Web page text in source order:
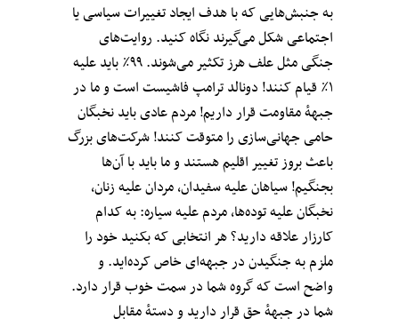
به جنبش‌هایی که با هدف ایجاد تغییرات سیاسی یا
اجتماعی شکل می‌گیرند نگاه کنید. روایت‌های
جنگی مثل علف هرز تکثیر می‌شوند. ۹۹٪ باید علیه
۱٪ قیام کنند! دونالد ترامپ فاشیست است و ما در
جبههٔ مقاومت قرار داریم! مردم عادی باید نخبگان
حامی جهانی‌سازی را متوقت کنند! شرکت‌های بزرگ
باعث بروز تغییر اقلیم هستند و ما باید با آن‌ها
بجنگیم! سیاهان علیه سفیدان، مردان علیه زنان،
نخبگان علیه توده‌ها، مردم علیه سیاره: به کدام
کارزار علاقه دارید؟ هر انتخابی که بکنید خود را
ملزم به جنگیدن در جبهه‌ای خاص کرده‌اید. و
واضح است که گروه شما در سمت خوب قرار دارد.
شما در جبههٔ حق قرار دارید و دستهٔ مقابل